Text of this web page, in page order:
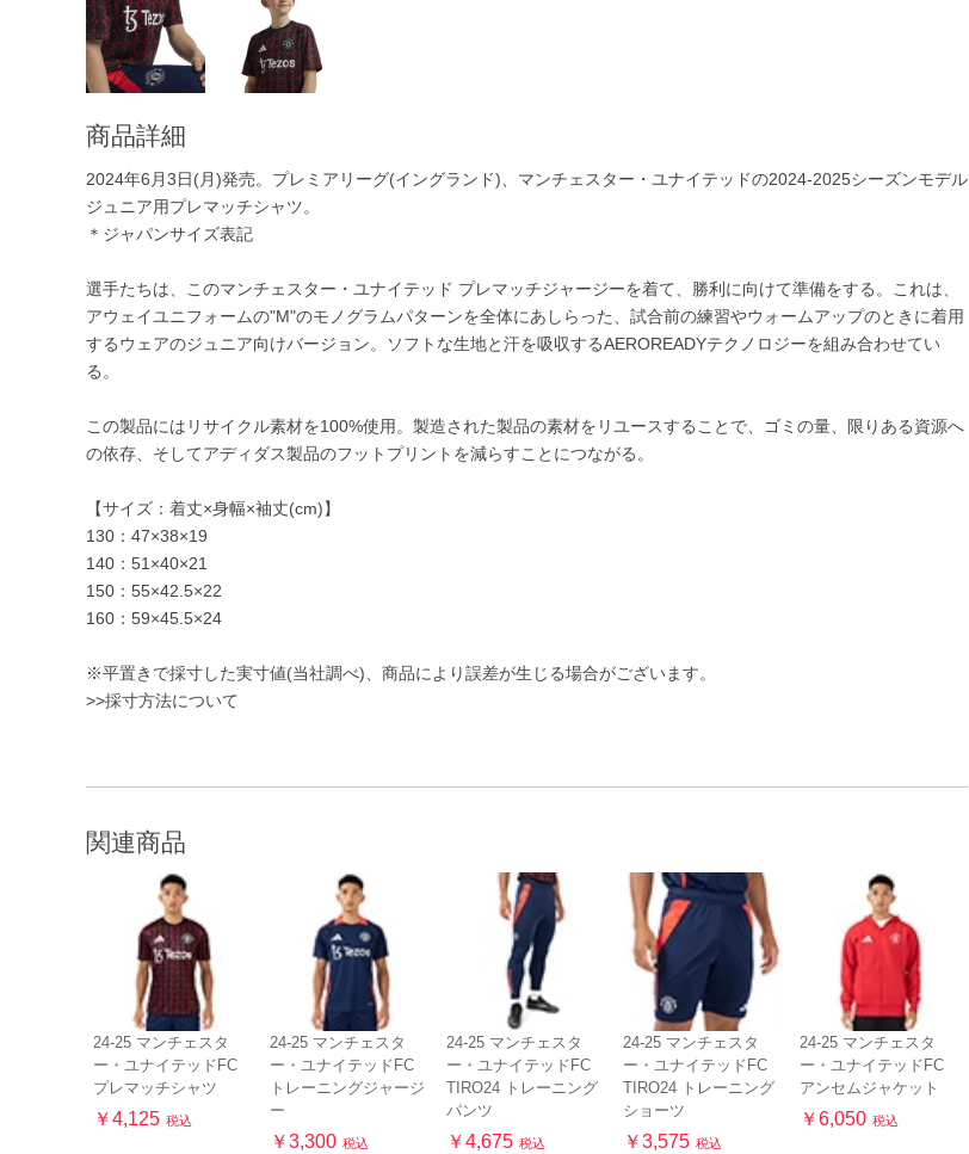
商品詳細
2024年6月3日(月)発売。プレミアリーグ(イングランド)、マンチェスター・ユナイテッドの2024-2025シーズンモデル
ジュニア用プレマッチシャツ。
＊ジャパンサイズ表記
選手たちは、このマンチェスター・ユナイテッド プレマッチジャージーを着て、勝利に向けて準備をする。これは、
アウェイユニフォームの"M"のモノグラムパターンを全体にあしらった、試合前の練習やウォームアップのときに着用
するウェアのジュニア向けバージョン。ソフトな生地と汗を吸収するAEROREADYテクノロジーを組み合わせてい
る。
この製品にはリサイクル素材を100%使用。製造された製品の素材をリユースすることで、ゴミの量、限りある資源へ
の依存、そしてアディダス製品のフットプリントを減らすことにつながる。
【サイズ：着丈×身幅×袖丈(cm)】
130：47×38×19
140：51×40×21
150：55×42.5×22
160：59×45.5×24
※平置きで採寸した実寸値(当社調べ)、商品により誤差が生じる場合がございます。
>>採寸方法について
関連商品
24-25 マンチェスタ
ー・ユナイテッドFC
プレマッチシャツ
￥4,125 税込
24-25 マンチェスタ
ー・ユナイテッドFC
トレーニングジャージ
ー
￥3,300 税込
24-25 マンチェスタ
ー・ユナイテッドFC
TIRO24 トレーニング
パンツ
￥4,675 税込
24-25 マンチェスタ
ー・ユナイテッドFC
TIRO24 トレーニング
ショーツ
￥3,575 税込
24-25 マンチェスタ
ー・ユナイテッドFC
アンセムジャケット
￥6,050 税込